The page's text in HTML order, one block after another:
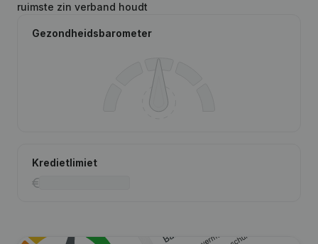
ruimste zin verband houdt
Gezondheidsbarometer
Kredietlimiet